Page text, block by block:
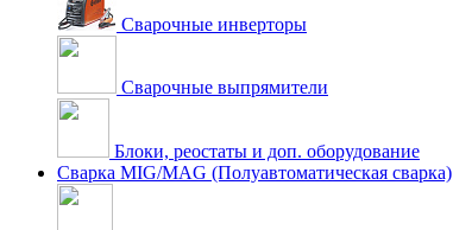
Сварочные инверторы
Сварочные выпрямители
Блоки, реостаты и доп. оборудование
Сварка MIG/MAG (Полуавтоматическая сварка)